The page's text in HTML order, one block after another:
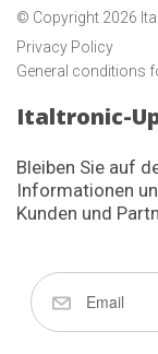
© Copyright 2026
Privacy Policy
General conditions
Italtronic-
Bleiben Sie auf
Informationen
Kunden und